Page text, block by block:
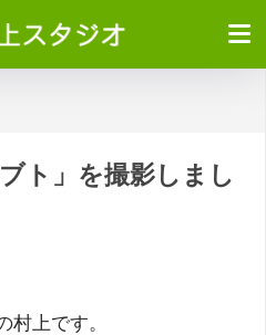
ト」を撮影しまし
村上です。